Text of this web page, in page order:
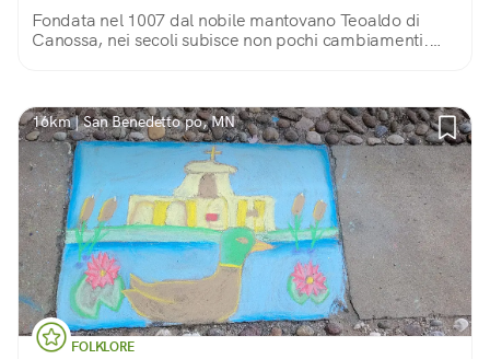
Fondata nel 1007 dal nobile mantovano Teoaldo di
Canossa, nei secoli subisce non pochi cambiamenti.
16km | San Benedetto po, MN
FOLKLORE